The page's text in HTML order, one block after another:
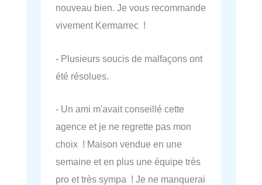
nouveau bien. Je vous recommande
vivement Kermarrec !
- Plusieurs soucis de malfaçons ont
été résolues.
- Un ami m'avait conseillé cette
agence et je ne regrette pas mon
choix ! Maison vendue en une
semaine et en plus une équipe très
pro et très sympa ! Je ne manquerai